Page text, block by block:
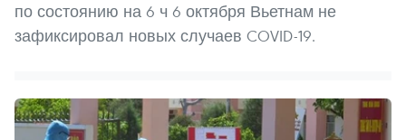
по состоянию на 6 ч 6 октября Вьетнам не
зафиксировал новых случаев COVID-19.